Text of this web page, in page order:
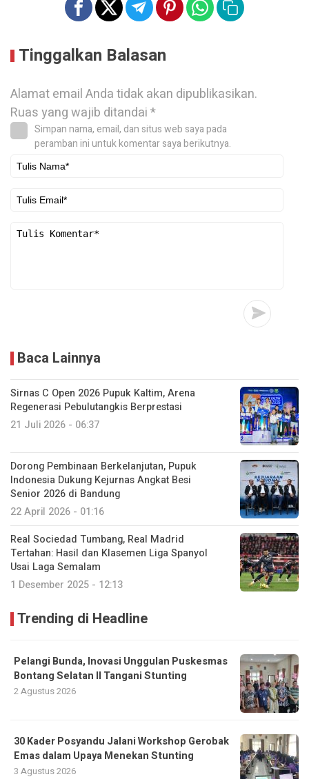
Tinggalkan Balasan
Alamat email Anda tidak akan dipublikasikan.
Ruas yang wajib ditandai*
Simpan nama, email, dan situs web saya pada
peramban ini untuk komentar saya berikutnya.
Baca Lainnya
Sirnas C Open 2026 Pupuk Kaltim, Arena
Regenerasi Pebulutangkis Berprestasi
21 Juli 2026 - 06:37
Dorong Pembinaan Berkelanjutan, Pupuk
Indonesia Dukung Kejurnas Angkat Besi
Senior 2026 di Bandung
22 April 2026 - 01:16
Real Sociedad Tumbang, Real Madrid
Tertahan: Hasil dan Klasemen Liga Spanyol
Usai Laga Semalam
1 Desember 2025 - 12:13
Trending di Headline
Pelangi Bunda, Inovasi Unggulan Puskesmas
Bontang Selatan II Tangani Stunting
2 Agustus 2026
30 Kader Posyandu Jalani Workshop Gerobak
Emas dalam Upaya Menekan Stunting
3 Agustus 2026